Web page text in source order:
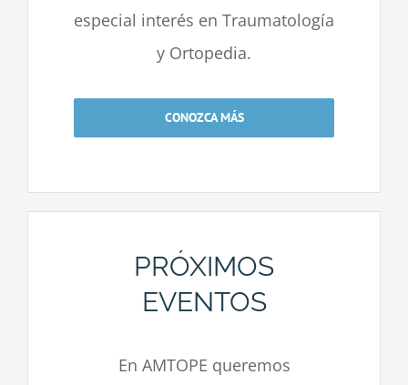
especial interés en Traumatología
y Ortopedia.
CONOZCA MÁS
PRÓXIMOS
EVENTOS
En AMTOPE queremos